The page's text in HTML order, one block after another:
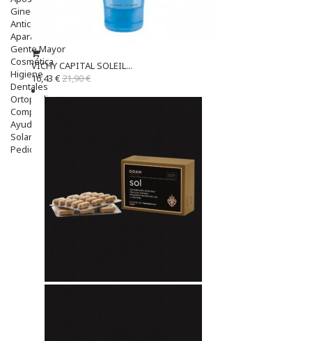
Ginecología
Anticonceptivos
Aparato Genital
Gente Mayor
Cosmética
Higiene
Dentales
Ortopedia
Complementos Nutricionales.
Ayudas
Solares
Pedido express
VICHY CAPITAL SOLEIL...
16,43 €21,90 €